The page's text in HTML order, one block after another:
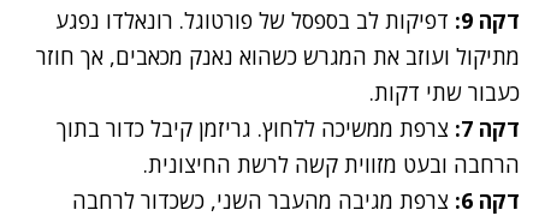
דקה 9:
דפיקות לב בספסל של פורטוגל. רונאלדו נפגע
מתיקול ועוזב את המגרש כשהוא נאנק מכאבים, אך חוזר
כעבור שתי דקות.
דקה 7:
צרפת ממשיכה ללחוץ. גריזמן קיבל כדור בתוך
הרחבה ובעט מזווית קשה לרשת החיצונית.
דקה 6:
צרפת מגיבה מהעבר השני, כשכדור לרחבה